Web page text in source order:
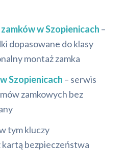
w Szopienicach –
dopasowane do klasy
montaż zamka
Szopienicach – serwis
zamkowych bez
tym kluczy
bezpieczeństwa